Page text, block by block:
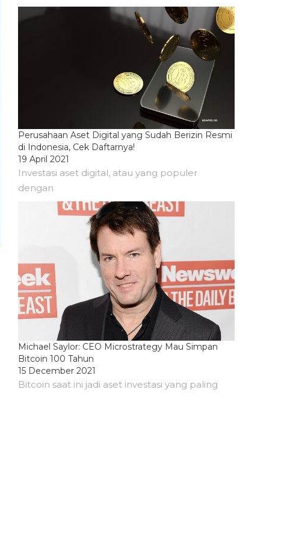
Perusahaan Aset Digital yang Sudah Berizin Resmi
di Indonesia, Cek Daftarnya!
19 April 2021
Investasi aset digital, atau yang populer
dengan
Michael Saylor: CEO Microstrategy Mau Simpan
Bitcoin 100 Tahun
15 December 2021
Bitcoin saat ini jadi aset investasi yang paling